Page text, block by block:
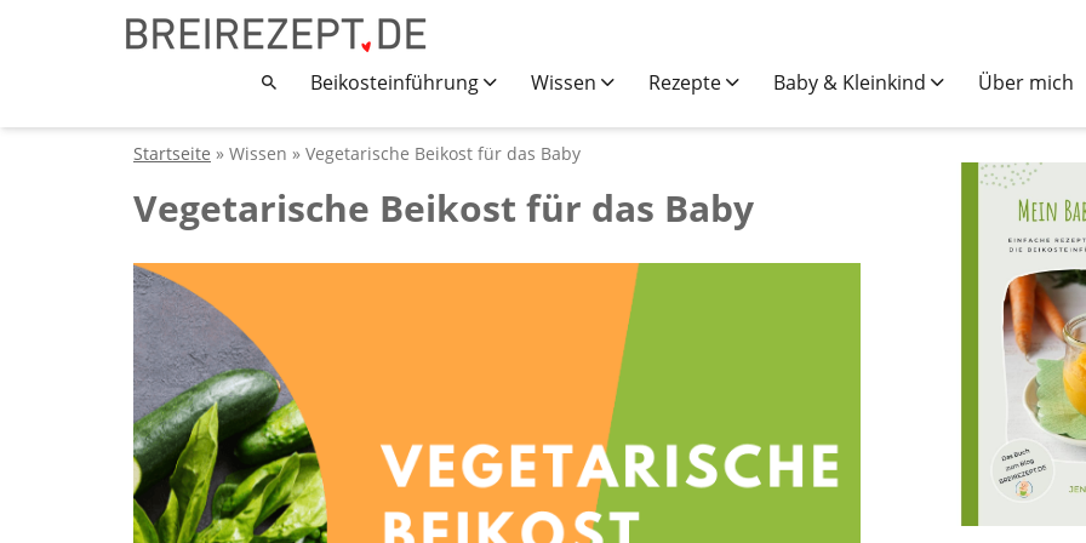
Beikosteinführung Wissen Rezepte Baby & Kleinkind Über mich
Startseite » Wissen » Vegetarische Beikost für das Baby
Vegetarische Beikost für das Baby